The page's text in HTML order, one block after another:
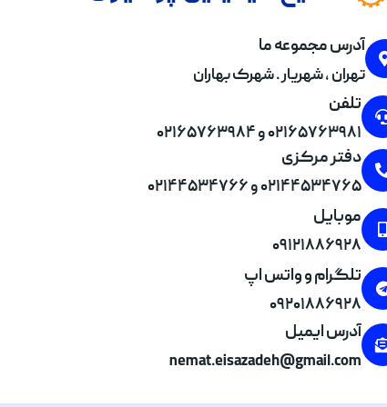
آدرس مجموعه ما
تهران , شهریار . شهرک بهاران
تلفن
۰۲۱۶۵۷۶۳۹۸۱ و ۰۲۱۶۵۷۶۳۹۸۴
دفتر مرکزی
۰۲۱۴۴۵۳۴۷۶۵ و ۰۲۱۴۴۵۳۴۷۶۶
موبایل
۰۹۱۲۱۸۸۶۹۲۸
تلگرام و واتس اپ
۰۹۲۰۱۸۸۶۹۲۸
آدرس ایمیل
nemat.eisazadeh@gmail.com